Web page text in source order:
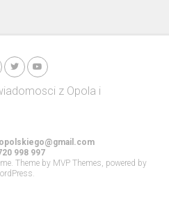
998 997
Theme by MVP Themes, powered by